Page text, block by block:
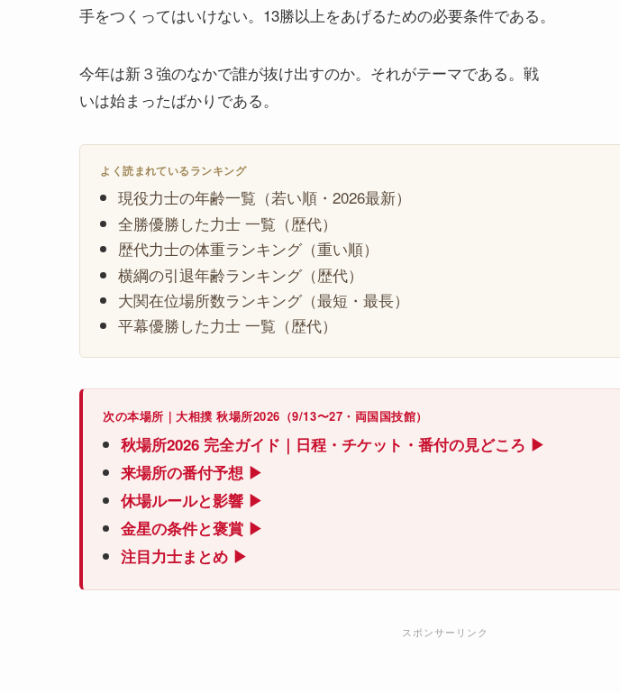
手をつくってはいけない。13勝以上をあげるための必要条件である。
今年は新３強のなかで誰が抜け出すのか。それがテーマである。戦
いは始まったばかりである。
よく読まれているランキング
現役力士の年齢一覧（若い順・2026最新）
全勝優勝した力士 一覧（歴代）
歴代力士の体重ランキング（重い順）
横綱の引退年齢ランキング（歴代）
大関在位場所数ランキング（最短・最長）
平幕優勝した力士 一覧（歴代）
次の本場所｜大相撲 秋場所2026（9/13〜27・両国国技館）
秋場所2026 完全ガイド｜日程・チケット・番付の見どころ ▶
来場所の番付予想 ▶
休場ルールと影響 ▶
金星の条件と褒賞 ▶
注目力士まとめ ▶
スポンサーリンク